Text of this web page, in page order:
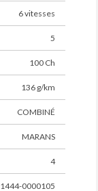
6 vitesses
5
100 Ch
136 g/km
COMBINÉ
MARANS
4
1444-0000105